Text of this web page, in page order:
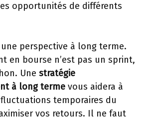
opportunités de différents
perspective à long terme.
en bourse n’est pas un sprint,
Une stratégie
à long terme vous aidera à
temporaires du
vos retours. Il ne faut